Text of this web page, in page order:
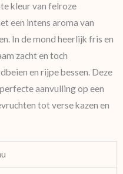
kleur van felroze
een intens aroma van
In de mond heerlijk fris en
zacht en toch
en rijpe bessen. Deze
aanvulling op een
tot verse kazen en